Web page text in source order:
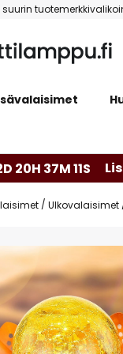
suurin
20H 37M 10S
Ulkovalaisimet